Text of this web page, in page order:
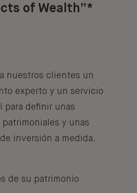
of Wealth”*
nuestros clientes un
experto y un servicio
para definir unas
y unas
inversión a medida.
de su patrimonio